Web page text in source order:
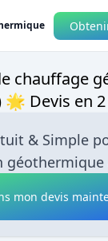
chauffage
🌟 Devis en
& Simple
géothermique
mon devis